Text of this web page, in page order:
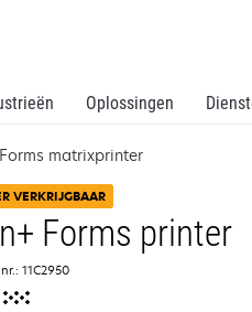
Oplossingen
matrixprinter
VERKRIJGBAAR
Forms printer
11C2950